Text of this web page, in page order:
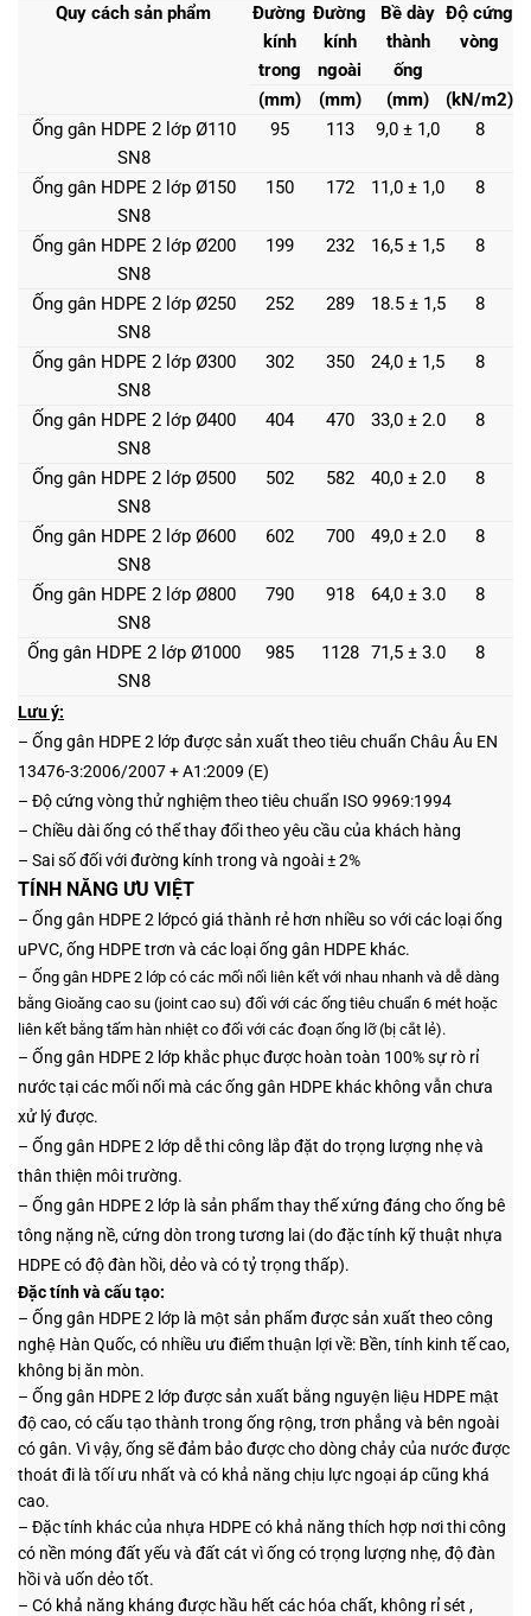
Quy cách sản phẩm
Đường
kính
trong
Đường
kính
ngoài
Bề dày
thành
ống
Độ cứng
vòng
(mm) (mm) (mm)
(kN/m2)
Ống gân HDPE 2 lớp Ø110
SN8
95 113 9,0 ± 1,0 8
Ống gân HDPE 2 lớp Ø150
SN8
150 172 11,0 ± 1,0 8
Ống gân HDPE 2 lớp Ø200
SN8
199 232 16,5 ± 1,5 8
Ống gân HDPE 2 lớp Ø250
SN8
252 289 18.5 ± 1,5 8
Ống gân HDPE 2 lớp Ø300
SN8
302 350 24,0 ± 1,5 8
Ống gân HDPE 2 lớp Ø400
SN8
404 470 33,0 ± 2.0 8
Ống gân HDPE 2 lớp Ø500
SN8
502 582 40,0 ± 2.0 8
Ống gân HDPE 2 lớp Ø600
SN8
602 700 49,0 ± 2.0 8
Ống gân HDPE 2 lớp Ø800
SN8
790 918 64,0 ± 3.0 8
Ống gân HDPE 2 lớp Ø1000
SN8
985 1128 71,5 ± 3.0 8
Lưu ý:
– Ống gân HDPE 2 lớpđược sản xuất theo tiêu chuẩn Châu Âu EN
13476-3:2006/2007 + A1:2009 (E)
– Độ cứng vòng thử nghiệm theo tiêu chuẩn ISO 9969:1994
– Chiều dài ống có thể thay đổi theo yêu cầu của khách hàng
– Sai số đối với đường kính trong và ngoài± 2%
TÍNH NĂNG ƯU VIỆT
– Ống gân HDPE 2 lớpcó giá thành rẻ hơn nhiều so với các loại ống
uPVC, ống HDPE trơn và các loại ống gân HDPE khác.
– Ống gân HDPE 2 lớp có các mối nối liên kết với nhau nhanh và dễ dàng
bằng Gioăng cao su (joint cao su) đối với các ống tiêu chuẩn 6 mét hoặc
liên kết bằng tấm hàn nhiệt co đối với các đoạn ống lỡ (bị cắt lẻ).
– Ống gân HDPE2 lớp khắc phục được hoàn toàn 100% sự rò rỉ
nước tại các mối nối mà các ống gân HDPE khác không vẫn chưa
xử lý được.
– Ống gân HDPE 2 lớpdễ thi công lắp đặt do trọng lượng nhẹ và
thân thiện môi trường.
– Ống gân HDPE 2 lớp là sản phẩm thay thế xứng đáng cho ống bê
tông nặng nề, cứng dòn trong tương lai (do đặc tính kỹ thuật nhựa
HDPE có độ đàn hồi, dẻo và có tỷ trọng thấp).
Đặc tính và cấu tạo:
– Ống gân HDPE 2 lớp là một sản phẩm được sản xuất theo công
nghệ Hàn Quốc, có nhiều ưu điểm thuận lợi về: Bền, tính kinh tế cao,
không bị ăn mòn.
– Ống gân HDPE 2 lớpđược sản xuất bằng nguyện liệu HDPE mật
độ cao, có cấu tạo thành trong ống rộng, trơn phẳng và bên ngoài
có gân. Vì vậy, ống sẽ đảm bảo được cho dòng chảy của nước được
thoát đi là tốí ưu nhất và có khả năng chịu lực ngoại áp cũng khá
cao.
– Đặc tính khác của nhựa HDPE có khả năng thích hợp nơi thi công
có nền móng đất yếu và đất cát vì ống có trọng lượng nhẹ, độ đàn
hồi và uốn dẻo tốt.
– Có khả năng kháng được hầu hết các hóa chất, không rỉ sét ,